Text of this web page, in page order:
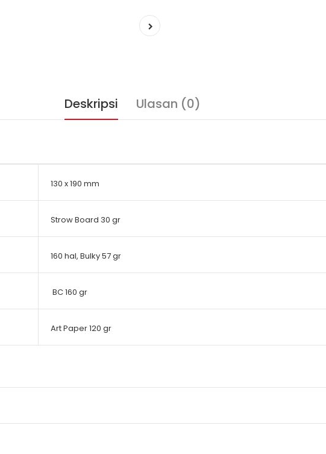
Deskripsi Ulasan (0)
130 x 190 mm
Strow Board 30 gr
160 hal, Bulky 57 gr
BC 160 gr
Art Paper 120 gr